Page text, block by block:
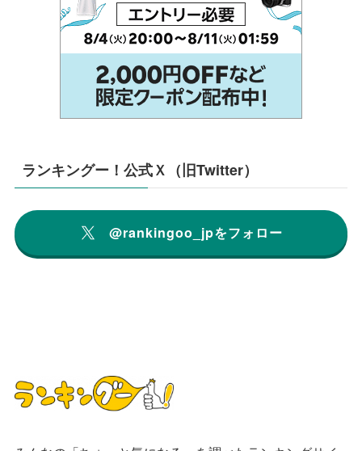
ランキングー！公式Ｘ（旧Twitter）
@rankingoo_jpをフォロー